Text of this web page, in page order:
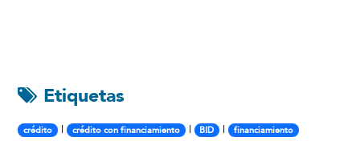
Etiquetas
crédito | crédito con financiamiento | BID | financiamiento